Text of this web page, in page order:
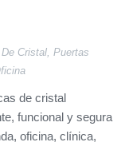
Cristal, Puertas
de cristal
funcional y segura
oficina, clínica,